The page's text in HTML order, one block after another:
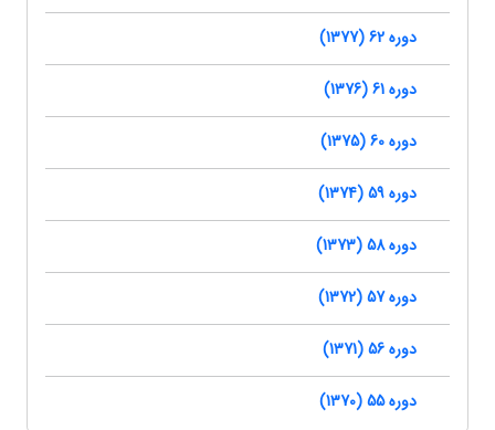
دوره 62 (1377)
دوره 61 (1376)
دوره 60 (1375)
دوره 59 (1374)
دوره 58 (1373)
دوره 57 (1372)
دوره 56 (1371)
دوره 55 (1370)